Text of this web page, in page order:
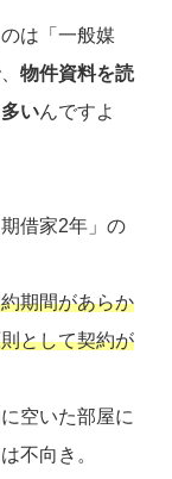
は「一般媒
物件資料を読
いんですよ
借家2年」の
期間があらか
として契約が
空いた部屋に
不向き。